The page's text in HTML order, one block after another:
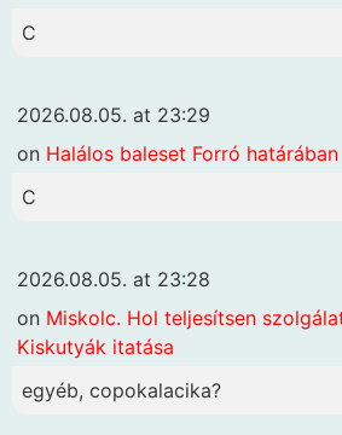
C
2026.08.05. at 23:29
on Halálos baleset Forró határában
C
2026.08.05. at 23:28
on Miskolc. Hol teljesítsen
Kiskutyák itatása
egyéb, copokalacika?